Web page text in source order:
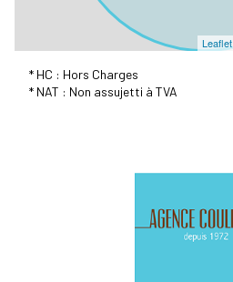
Leaflet
* HC : Hors Charges
* NAT : Non assujetti à TVA